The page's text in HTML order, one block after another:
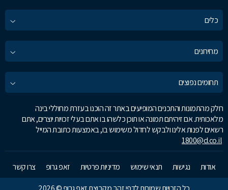
כלים
מחירונים
תחומים נפוצים
חלק מהתמונות והתכנים המופיעים באתר זה הוכנו בעזרת מחוללי בינה
מלאכותית. אם זיהיתם תמונה או תוכן כלשהו בו אתם בעלי זכויות יוצרים, אתם
רשאים לפנות אלינו ולבקש לחדול משימוש בו, באמצעות כתובת המייל
1800@d.co.il
אודות נגישות תנאי שימוש מדיניות פרטיות זאפ גרופ
צרו קשר